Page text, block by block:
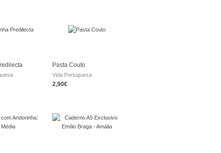
Pasta Couto
Vida Portuguesa
2,90€